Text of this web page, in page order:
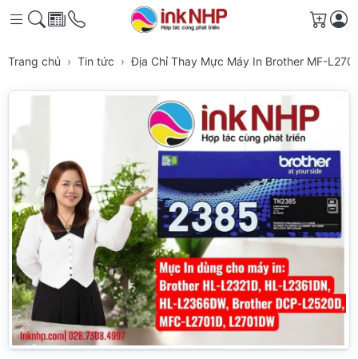
Giỏ
Trang chủ Tin tức Địa Chỉ Thay Mực Máy In Brother MF-